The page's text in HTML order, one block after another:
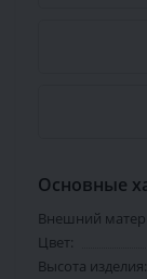
Основные
Внешний
Цвет:
Высота изделия: